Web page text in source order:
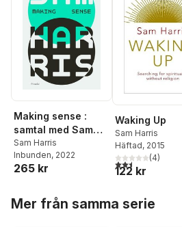
Making sense :
samtal med Sam
Harris
Sam Harris
Inbunden, 2022
265 kr
Waking Up
Sam Harris
Häftad, 2015
2,5utav 5(4)
122 kr
Mer från samma serie